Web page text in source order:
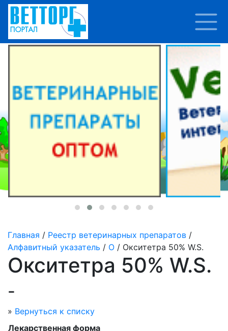
Главная / Реестр ветеринарных препаратов /
Алфавитный указатель / О / Окситетра 50% W.S.
Окситетра 50% W.S.
-
» Вернуться к списку
Лекарственная форма